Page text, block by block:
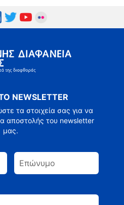
NEWSLETTER
τα στοιχεία σας για να
αποστολής του newsletter
μας.